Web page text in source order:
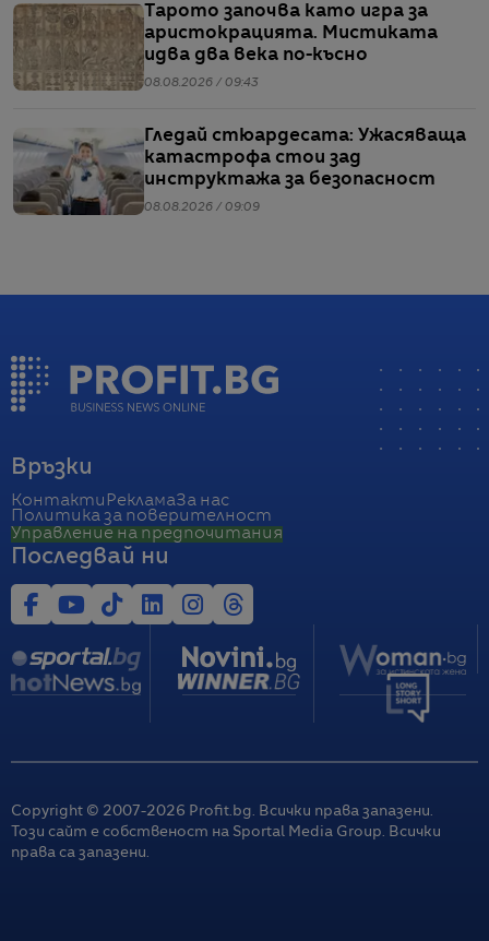
Тарото започва като игра за
аристокрацията. Мистиката
идва два века по-късно
08.08.2026 / 09:43
Гледай стюардесата: Ужасяваща
катастрофа стои зад
инструктажа за безопасност
08.08.2026 / 09:09
Връзки
Контакти РекламаЗа нас
Политика за поверителност
Управление на предпочитания
Последвай ни
Copyright © 2007-2026 Profit.bg. Всички права запазени.
Този сайт е собственост на Sportal Media Group. Всички
права са запазени.